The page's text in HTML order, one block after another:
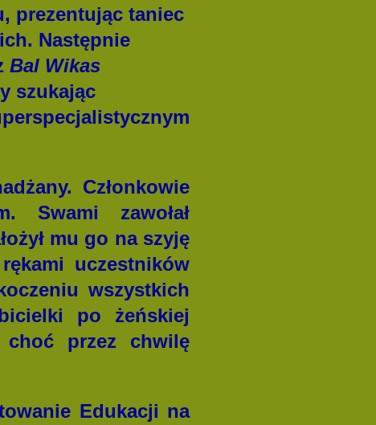
prezentując taniec
Następnie
Bal Wikas
szukając
Członkowie
Swami zawołał
mu go na szyję
uczestników
wszystkich
po żeńskiej
choć przez chwilę
Edukacji na